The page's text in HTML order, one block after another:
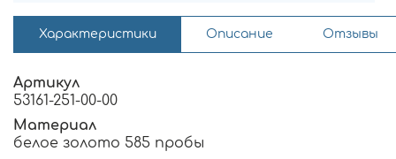
Характеристики Описание Отзывы
Артикул
53161-251-00-00
Материал
белое золото 585 пробы